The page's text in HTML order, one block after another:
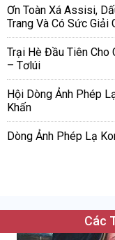
Ơn Toàn Xá Assisi,
Trang Và Có Sức Giải
Trại Hè Đầu Tiên Cho
– Tơlúi
Hội Dòng Ảnh Phép
Khấn
Dòng Ảnh Phép Lạ
Các